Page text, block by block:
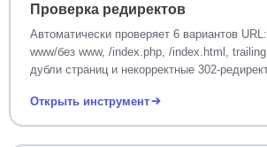
Проверка редиректов
Автоматически проверяет 6 вариантов
www/без www, /index.php, /index.html,
дубли страниц и некорректные 302-
Открыть инструмент